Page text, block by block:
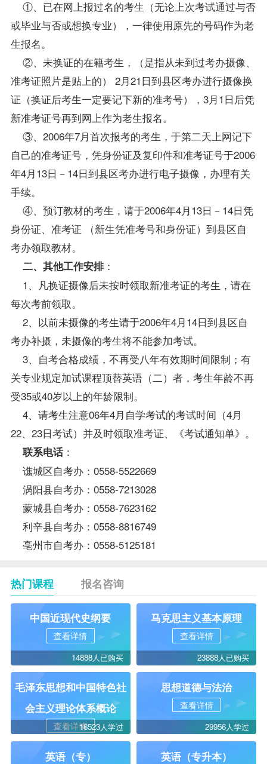
①、已在网上报过名的考生（无论上次考试通过与否
或毕业与否或想换专业），一律使用原先的号码作为老
生报名。
②、未换证的在籍考生，（是指从未到过考办摄像、
准考证照片是贴上的） 2月21日到县区考办进行摄像换
证（换证后考生一定要记下新的准考号），3月1日后凭
新准考证号再到网上作为老生报名。
③、2006年7月首次报考的考生，于第二天上网记下
自己的准考证号，凭身份证及复印件和准考证号于2006
年4月13日－14日到县区考办进行电子摄像，办理有关
手续。
④、预订教材的考生，请于2006年4月13日－14日凭
身份证、准考证 （新生凭准考号和身份证）到县区自
考办领取教材。
二、其他工作安排：
1、凡换证摄像后未按时领取新准考证的考生，请在
每次考前领取。
2、以前未摄像的考生请于2006年4月14日到县区自
考办补摄，未摄像的考生将不能参加考试。
3、自考合格成绩，不再受八年有效期时间限制；有
关专业规定加试课程顶替英语（二） 者，考生年龄不再
受35或40岁以上的年龄限制。
4、请考生注意06年4月自学考试的考试时间（4月
22、23日考试）并及时领取准考证、《考试通知单》。
联系电话：
谯城区自考办：0558-5522669
涡阳县自考办：0558-7213028
蒙城县自考办：0558-7623162
利辛县自考办：0558-8816749
亳州市自考办：0558-5125181
热门课程 报名咨询
中国近现代史纲要
查看详情
14888人已购买
马克思主义基本原理
查看详情
23888人已购买
毛泽东思想和中国特色社
会主义理论体系概论
查看详情16523人学过
思想道德与法治
查看详情
29956人学过
英语（专） 英语（专升本）